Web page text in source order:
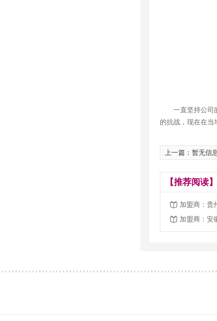
一直坚持公司
的抗战，现在在当
上一篇：暂无信
【推荐阅读
加盟商：贵
加盟商：安